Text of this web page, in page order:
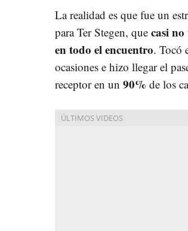
La realidad es que fue un
para Ter Stegen, que casi
en todo el encuentro. Tocó
ocasiones e hizo llegar el
receptor en un 90% de los